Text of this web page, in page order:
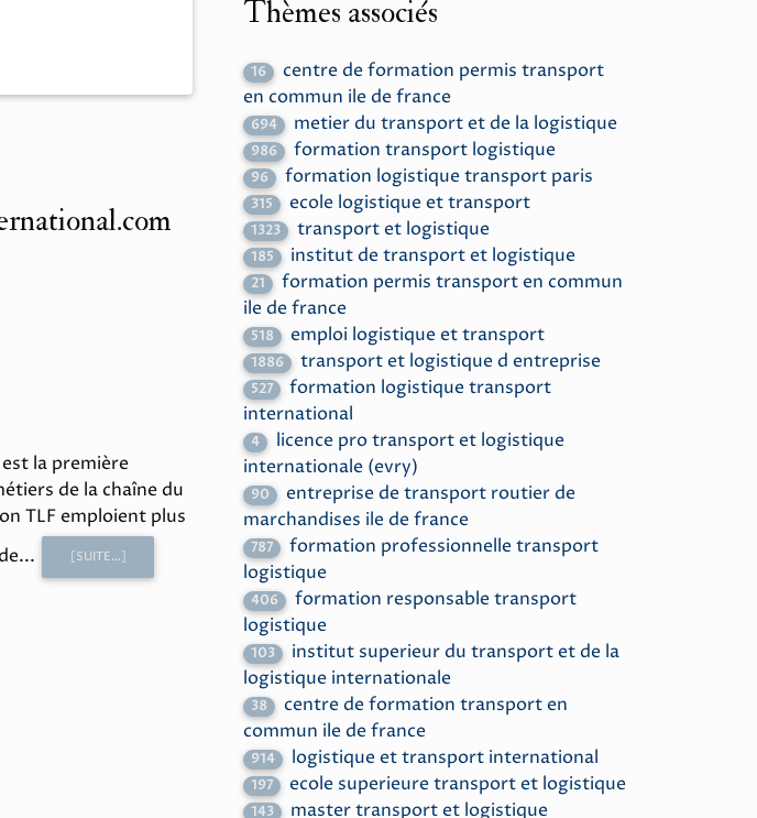
la première
de la chaîne du
TLF emploient plus
[SUITE...]
Thèmes associés
16
centre de formation permis transport
en commun ile de france
694 metier du transport et de la logistique
986 formation transport logistique
96 formation logistique transport paris
315 ecole logistique et transport
1323 transport et logistique
185 institut de transport et logistique
21
formation permis transport en commun
ile de france
518 emploi logistique et transport
1886 transport et logistique d entreprise
527
formation logistique transport
international
4
licence pro transport et logistique
internationale (evry)
90
entreprise de transport routier de
marchandises ile de france
787
formation professionnelle transport
logistique
406
formation responsable transport
logistique
103
institut superieur du transport et de la
logistique internationale
38
centre de formation transport en
commun ile de france
914 logistique et transport international
197 ecole superieure transport et logistique
143 master transport et logistique